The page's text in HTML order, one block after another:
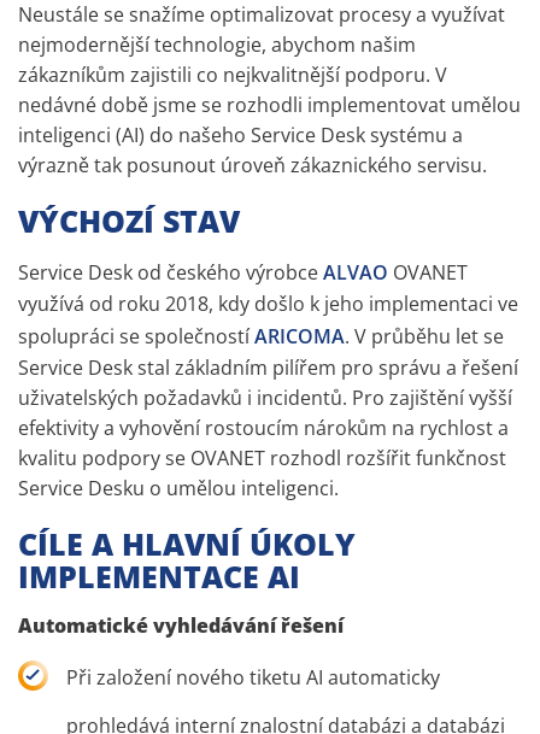
Neustále se snažíme optimalizovat procesy a využívat
nejmodernější technologie, abychom našim
zákazníkům zajistili co nejkvalitnější podporu. V
nedávné době jsme se rozhodli implementovat umělou
inteligenci (AI) do našeho Service Desk systému a
výrazně tak posunout úroveň zákaznického servisu.
VÝCHOZÍ STAV
Service Desk od českého výrobceALVAO OVANET
využívá od roku 2018, kdy došlo k jeho implementaci ve
spolupráci se společnostíARICOMA. V průběhu let se
Service Desk stal základním pilířem pro správu a řešení
uživatelských požadavků i incidentů. Pro zajištění vyšší
efektivity a vyhovění rostoucím nárokům na rychlost a
kvalitu podpory se OVANET rozhodl rozšířit funkčnost
Service Desku o umělou inteligenci.
CÍLE A HLAVNÍ ÚKOLY
IMPLEMENTACE AI
Automatické vyhledávání řešení
Při založení nového tiketu AI automaticky
prohledává interní znalostní databázi a databázi